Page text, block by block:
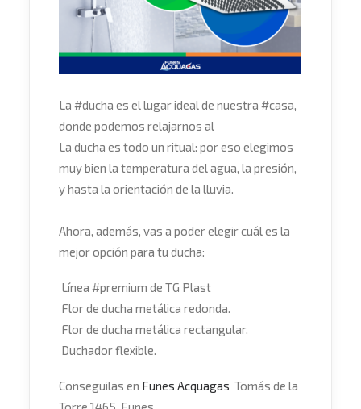
La #ducha es el lugar ideal de nuestra #casa,
donde podemos relajarnos al
La ducha es todo un ritual: por eso elegimos
muy bien la temperatura del agua, la presión,
y hasta la orientación de la lluvia.
Ahora, además, vas a poder elegir cuál es la
mejor opción para tu ducha:
Línea #premium de TG Plast
Flor de ducha metálica redonda.
Flor de ducha metálica rectangular.
Duchador flexible.
Conseguilas en Funes Acquagas Tomás de la